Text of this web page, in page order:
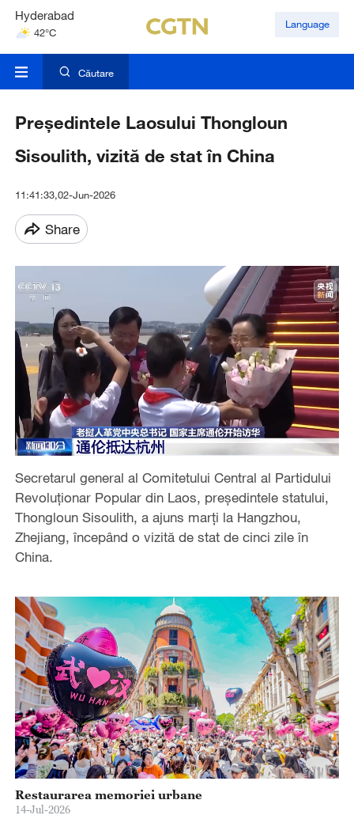
Hyderabad
42°C
Mumbai
Language
Căutare
Președintele Laosului Thongloun
Sisoulith, vizită de stat în China
11:41:33,02-Jun-2026
Share
Secretarul general al Comitetului Central al Partidului
Revoluționar Popular din Laos, președintele statului,
Thongloun Sisoulith, a ajuns marți la Hangzhou,
Zhejiang, începând o vizită de stat de cinci zile în
China.
Restaurarea memoriei urbane
14-Jul-2026